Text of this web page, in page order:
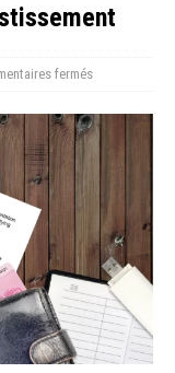
fermés